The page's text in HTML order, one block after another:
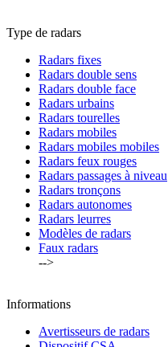
Type de radars
Radars fixes
Radars double sens
Radars double face
Radars urbains
Radars tourelles
Radars mobiles
Radars mobiles mobiles
Radars feux rouges
Radars passages à niveau
Radars tronçons
Radars autonomes
Radars leurres
Modèles de radars
Faux radars
-->
Informations
Avertisseurs de radars